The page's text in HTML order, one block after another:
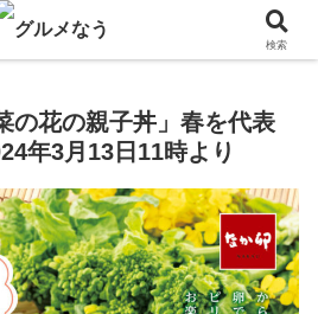
飲料お菓子新発売のグルメニュース。
の花の親子丼」春を代表
年3月13日11時より
検索